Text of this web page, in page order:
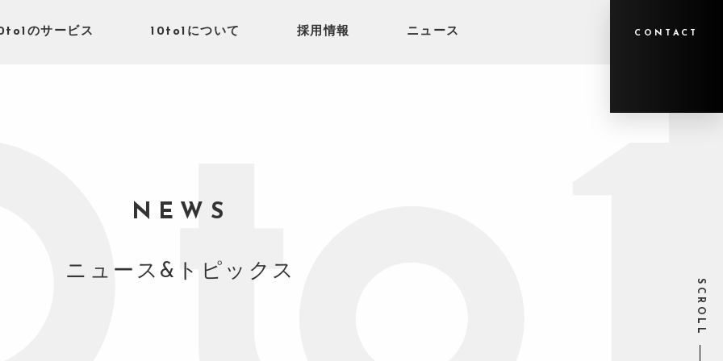
のサービス 10to1について 採用情報 ニュース CONTACT
NEWS
ニュース&トピックス
SCROLL